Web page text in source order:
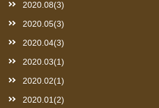
2020.08(3)
2020.05(3)
2020.04(3)
2020.03(1)
2020.02(1)
2020.01(2)